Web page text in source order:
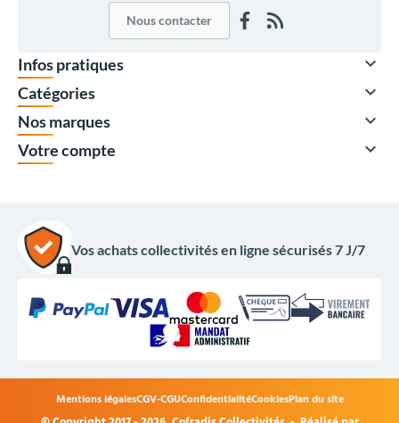
Nous contacter
Infos pratiques 
Catégories 
Nos marques 
Votre compte 
Vos achats collectivités en ligne sécurisés 7 J/7
Mentions légalesCGV-CGUConfidentialitéCookiesPlan du site